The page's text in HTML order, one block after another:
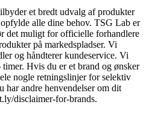
et bredt udvalg af produkter
alle dine behov. TSG Lab er
det muligt for officielle forhandlere
på markedspladser. Vi
og håndterer kundeservice. Vi
Hvis du er et brand og ønsker
nogle retningslinjer for selektiv
har andre henvendelser om dit
disclaimer-for-brands.